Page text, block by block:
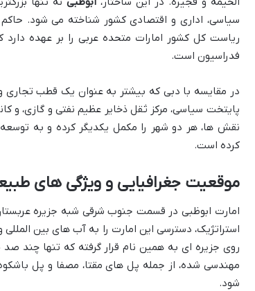
سیاسی، اداری و اقتصادی کشور شناخته می شود.
ریاست کل کشور امارات متحده عربی را بر عهده
فدراسیون است.
در مقایسه با دبی که بیشتر به عنوان یک قطب تجاری
پایتخت سیاسی، مرکز ثقل ذخایر عظیم نفتی و گازی، و
نقش ها، هر دو شهر را مکمل یکدیگر کرده و به
کرده است.
موقعیت جغرافیایی و ویژگی های
امارت ابوظبی در قسمت جنوب شرقی شبه جزیره
استراتژیک، دسترسی این امارت را به آب های بین
روی جزیره ای به همین نام قرار گرفته که تنها چند
مهندسی شده، از جمله پل های مقتا، مصفا و پل
شود.